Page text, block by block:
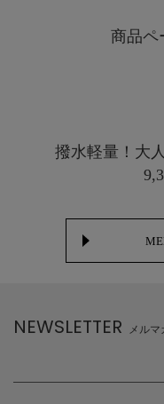
商品ペ
撥水軽量！大
NEWSLETTER メルマ